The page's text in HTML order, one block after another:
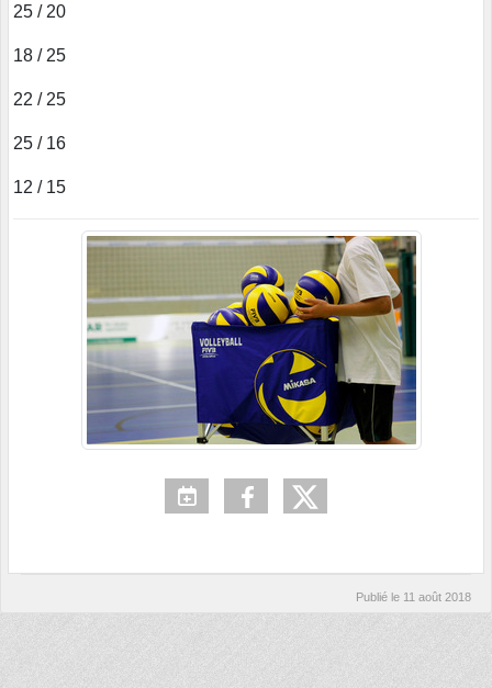
25 / 20
18 / 25
22 / 25
25 / 16
12 / 15
Publié le 11 août 2018